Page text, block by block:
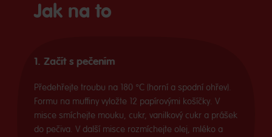
Jak na to
1. Začít s pečením
Předehřejte troubu na 180 °C (horní a spodní ohřev).
Formu na muffiny vyložte 12 papírovými košíčky. V
misce smíchejte mouku, cukr, vanilkový cukr a prášek
do pečiva. V další misce rozmíchejte olej, mléko a